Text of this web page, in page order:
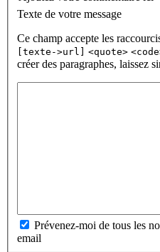
Texte de votre message
Ce champ accepte les
[texte->url] <quote>
créer des paragraphes, laissez
Prévenez-moi de tous les
email